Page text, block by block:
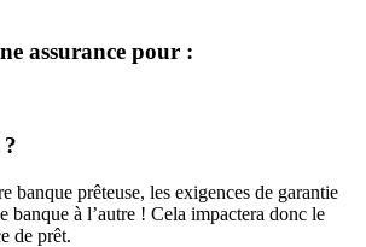
assurance pour :
banque prêteuse, les exigences de garantie
banque à l’autre ! Cela impactera donc le
de prêt.